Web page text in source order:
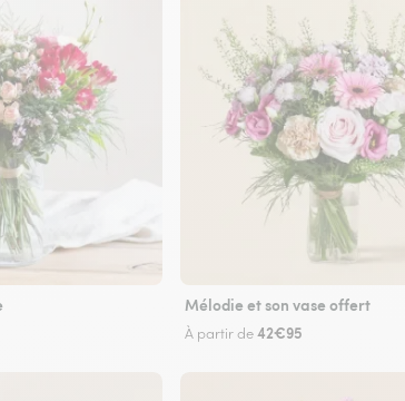
Mélodie et son vase offert
À partir de42€95